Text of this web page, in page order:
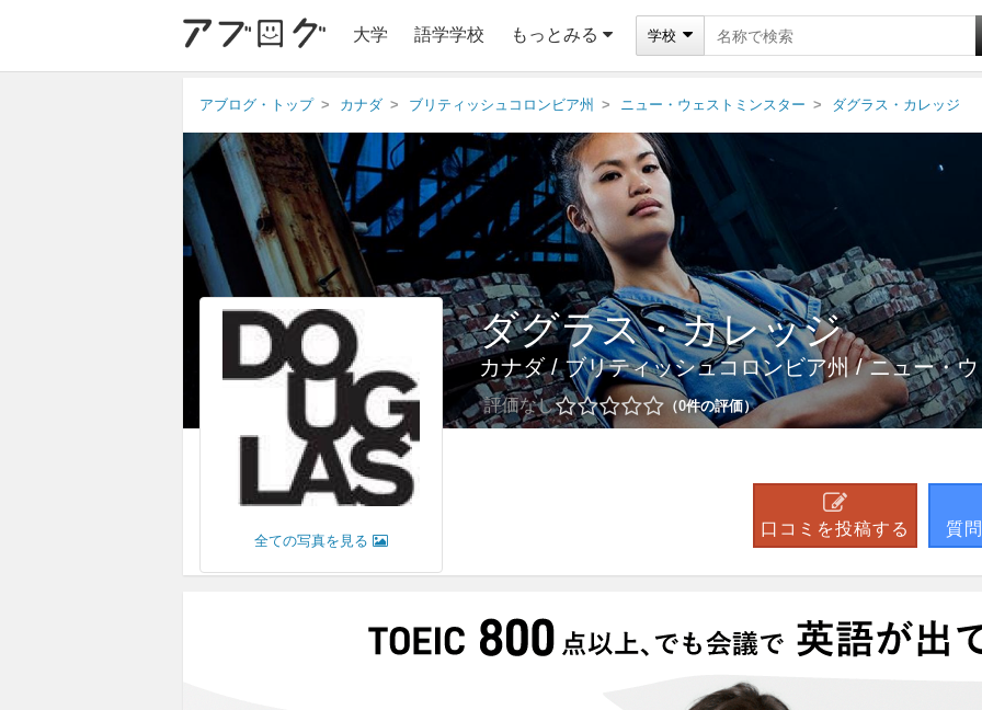
大学 語学学校 もっとみる 学校
アブログ・トップ カナダ ブリティッシュコロンビア州 ニュー・ウェストミンスター ダグラス・カレッジ
全ての写真を見る
ダグラス・カレッジ
カナダ/ブリティッシュコロンビア州/ニュー・
評価なし 0件の評価
口コミを投稿する 質